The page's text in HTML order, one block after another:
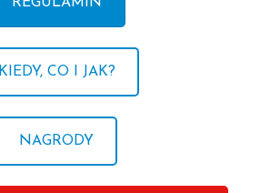
KIEDY, CO I JAK?
NAGRODY